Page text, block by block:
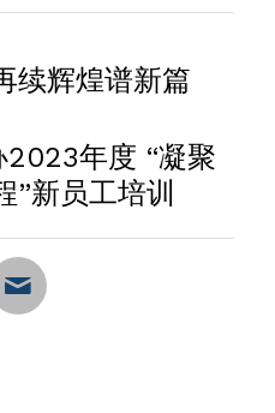
续辉煌谱新篇
2023年度 “凝聚
”新员工培训